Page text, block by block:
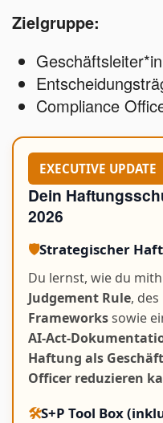
Zielgruppe:
Compliance
EXECUTIVE UPDATE
Dein
2026
🛡️Strategischer
Du lernst, wie du
Judgement Rule, des
Frameworkssowie
AI-Act-
Haftung als
Officer reduzieren
🛠️S+P Tool Box